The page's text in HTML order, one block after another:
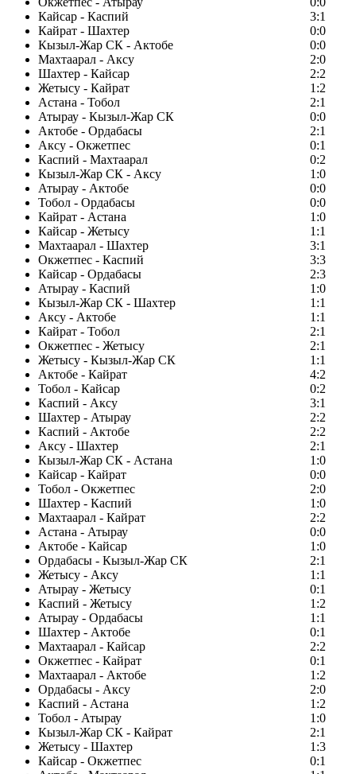
Кайсар - Каспий
3:1
Кайрат - Шахтер
0:0
Кызыл-Жар СК - Актобе
0:0
Махтаарал - Аксу
2:0
Шахтер - Кайсар
2:2
Жетысу - Кайрат
1:2
Астана - Тобол
2:1
Атырау - Кызыл-Жар СК
0:0
Актобе - Ордабасы
2:1
Аксу - Окжетпес
0:1
Каспий - Махтаарал
0:2
Кызыл-Жар СК - Аксу
1:0
Атырау - Актобе
0:0
Тобол - Ордабасы
0:0
Кайрат - Астана
1:0
Кайсар - Жетысу
1:1
Махтаарал - Шахтер
3:1
Окжетпес - Каспий
3:3
Кайсар - Ордабасы
2:3
Атырау - Каспий
1:0
Кызыл-Жар СК - Шахтер
1:1
Аксу - Актобе
1:1
Кайрат - Тобол
2:1
Окжетпес - Жетысу
2:1
Жетысу - Кызыл-Жар СК
1:1
Актобе - Кайрат
4:2
Тобол - Кайсар
0:2
Каспий - Аксу
3:1
Шахтер - Атырау
2:2
Каспий - Актобе
2:2
Аксу - Шахтер
2:1
Кызыл-Жар СК - Астана
1:0
Кайсар - Кайрат
0:0
Тобол - Окжетпес
2:0
Шахтер - Каспий
1:0
Махтаарал - Кайрат
2:2
Астана - Атырау
0:0
Актобе - Кайсар
1:0
Ордабасы - Кызыл-Жар СК
2:1
Жетысу - Аксу
1:1
Атырау - Жетысу
0:1
Каспий - Жетысу
1:2
Атырау - Ордабасы
1:1
Шахтер - Актобе
0:1
Махтаарал - Кайсар
2:2
Окжетпес - Кайрат
0:1
Махтаарал - Актобе
1:2
Ордабасы - Аксу
2:0
Каспий - Астана
1:2
Тобол - Атырау
1:0
Кызыл-Жар СК - Кайрат
2:1
Жетысу - Шахтер
1:3
Кайсар - Окжетпес
0:1